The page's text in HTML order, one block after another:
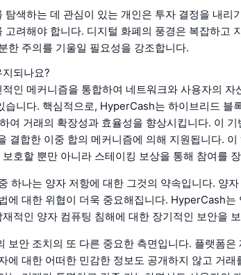
색하는 데 관심이 있는 개인은 투자 결정을 내리
고려해야 합니다. 디지털 화폐의 풍경은 복잡하고
한 주의를 기울일 필요성을 강조합니다.
되나요?
인 메커니즘을 통합하여 네트워크와 사용자의 자
습니다. 핵심적으로, HyperCash는 하이브리드 블
여 거래의 확장성과 효율성을 향상시킵니다. 이
결합한 이중 합의 메커니즘에 의해 지원됩니다.
호할 뿐만 아니라 스테이킹 보상을 통해 참여를
하나는 양자 저항에 대한 그것의 약속입니다. 양
에 대한 위협이 더욱 중요해집니다. HyperCash는
적인 양자 컴퓨팅 침해에 대한 장기적인 보안을
보안 조치의 또 다른 중요한 측면입니다. 플랫폼은
에 대한 어떠한 민감한 정보도 공개하지 않고 거래